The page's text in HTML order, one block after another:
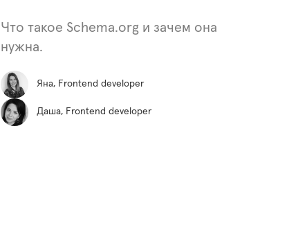
Что такое Schema.org и зачем она
нужна.
Яна, Frontend developer
Даша, Frontend developer